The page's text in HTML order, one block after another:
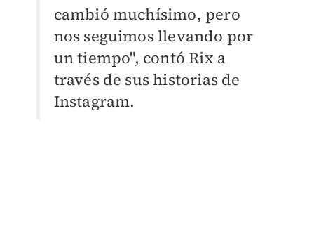
cambió muchísimo, pero
nos seguimos llevando por
un tiempo", contó Rix a
través de sus historias de
Instagram.